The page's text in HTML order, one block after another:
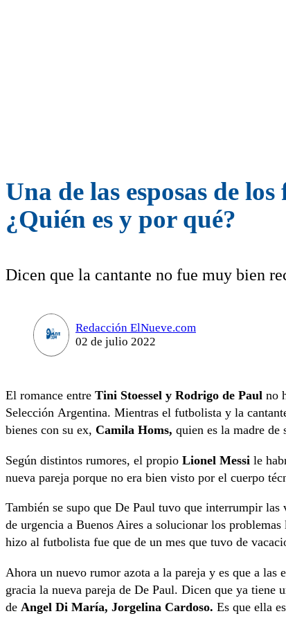
Una de las esposas de
¿Quién es y por qué?
Dicen que la cantante no fue muy bien
Redacción ElNueve.com
02 de julio 2022
El romance entre Tini Stoessel y Rodrigo de Paul no
Selección Argentina. Mientras el futbolista y la
bienes con su ex, Camila Homs, quien es la madre de
Según distintos rumores, el propio Lionel Messi le
nueva pareja porque no era bien visto por el cuerpo
También se supo que De Paul tuvo que interrumpir
de urgencia a Buenos Aires a solucionar los
hizo al futbolista fue que de un mes que tuvo de
Ahora un nuevo rumor azota a la pareja y es que a las
gracia la nueva pareja de De Paul. Dicen que ya tiene
de Angel Di María, Jorgelina Cardoso. Es que ella